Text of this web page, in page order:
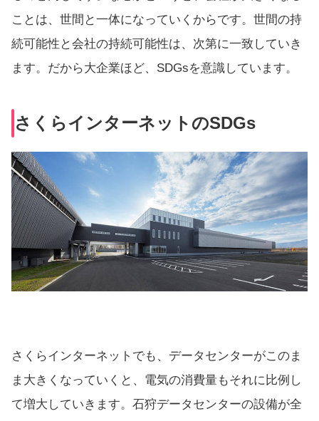
ことは、世間と一体になっていくからです。世間の持
続可能性と会社の持続可能性は、次第に一致していき
ます。だから大企業ほど、SDGsを意識しています。
さくらインターネットのSDGs
さくらインターネットでも、データセンターがこのま
ま大きくなっていくと、電気の消費量もそれに比例し
て増大していきます。石狩データセンターの設備が全